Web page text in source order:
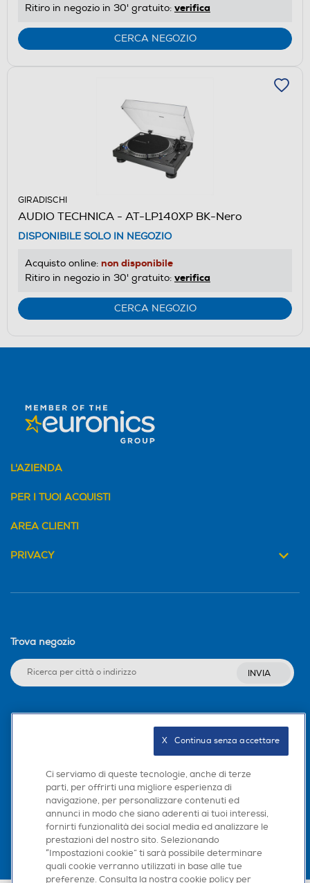
Ritiro in negozio in 30' gratuito: verifica
CERCA NEGOZIO
GIRADISCHI
AUDIO TECHNICA - AT-LP140XP BK-Nero
DISPONIBILE SOLO IN NEGOZIO
Acquisto online: non disponibile
Ritiro in negozio in 30' gratuito: verifica
CERCA NEGOZIO
L'AZIENDA
PER I TUOI ACQUISTI
AREA CLIENTI
PRIVACY
Trova negozio
INVIA
Scarica la nostra app
Ci serviamo di queste tecnologie, anche di terze
parti, per offrirti una migliore esperienza di
navigazione, per personalizzare contenuti ed
annunci in modo che siano aderenti ai tuoi interessi,
fornirti funzionalità dei social media ed analizzare le
prestazioni del nostro sito. Selezionando
“Impostazioni cookie” ti sarà possibile determinare
quali cookie verranno utilizzati in base alle tue
preferenze. Consulta la nostra cookie policy per
X   Continua senza accettare